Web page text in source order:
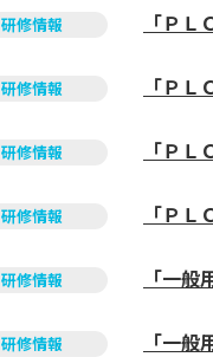
研修情報 「Ｐ
研修情報 「Ｐ
研修情報 「Ｐ
研修情報 「Ｐ
研修情報 「一
研修情報 「一